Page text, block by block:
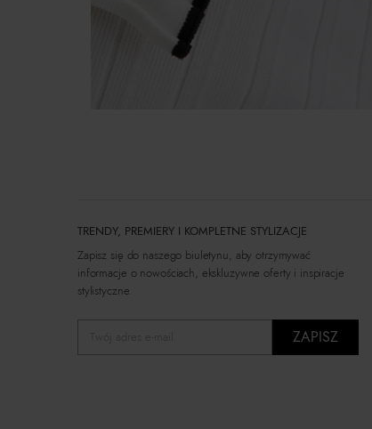
TRENDY, PREMIERY I KOMPLETNE STYLIZACJE
Zapisz się do naszego biuletynu, aby otrzymywać
informacje o nowościach, ekskluzywne oferty i inspiracje
stylistyczne.
ZAPISZ